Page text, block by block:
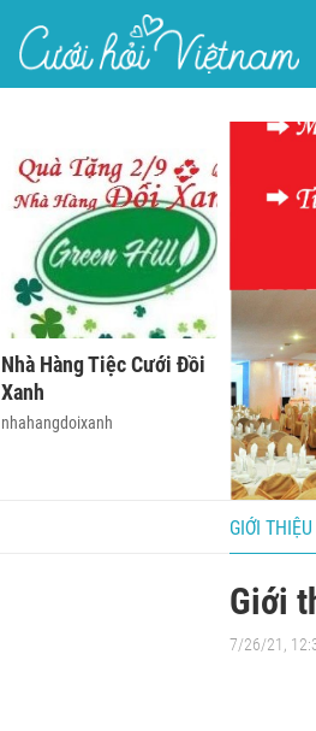
Nhà Hàng Tiệc Cưới Đồi
Xanh
nhahangdoixanh
GIỚI THIỆU
Giới
7/26/21,